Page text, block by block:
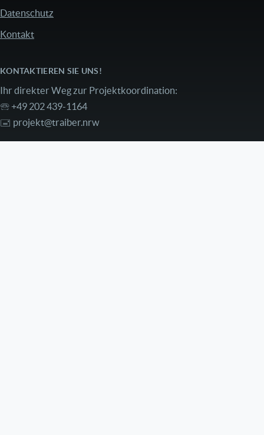
Datenschutz
Kontakt
KONTAKTIEREN SIE UNS!
Ihr direkter Weg zur Projektkoordination:
🕾 +49 202 439-1164
🖃 projekt@traiber.nrw